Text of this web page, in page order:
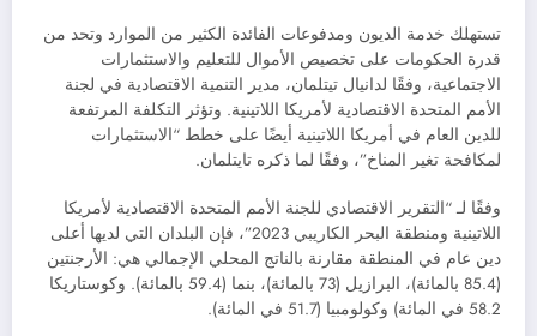
تستهلك خدمة الديون ومدفوعات الفائدة الكثير من الموارد وتحد من
قدرة الحكومات على تخصيص الأموال للتعليم والاستثمارات
الاجتماعية، وفقًا لدانيال تيتلمان، مدير التنمية الاقتصادية في لجنة
الأمم المتحدة الاقتصادية لأمريكا اللاتينية. وتؤثر التكلفة المرتفعة
للدين العام في أمريكا اللاتينية أيضًا على خطط “الاستثمارات
لمكافحة تغير المناخ”، وفقًا لما ذكره تايتلمان.
وفقًا لـ “التقرير الاقتصادي للجنة الأمم المتحدة الاقتصادية لأمريكا
اللاتينية ومنطقة البحر الكاريبي 2023”، فإن البلدان التي لديها أعلى
دين عام في المنطقة مقارنة بالناتج المحلي الإجمالي هي: الأرجنتين
(85.4 بالمائة)، البرازيل (73 بالمائة)، بنما (59.4 بالمائة). وكوستاريكا
58.2 في المائة) وكولومبيا (51.7 في المائة).